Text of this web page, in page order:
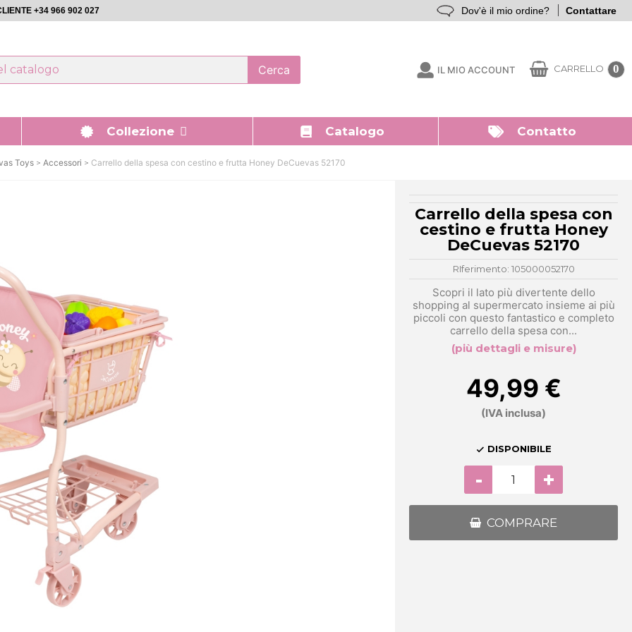
+34 966 902 027 Dov'è il mio ordine? Contattare
Cerca IL MIO ACCOUNT CARRELLO 0
Collezione Catalogo Contatto
Toys Accessori Carrello della spesa con cestino e frutta Honey DeCuevas 52170
Carrello della spesa con
cestino e frutta Honey
DeCuevas 52170
RIferimento: 105000052170
Scopri il lato più divertente dello
shopping al supermercato insieme ai più
piccoli con questo fantastico e completo
carrello della spesa con...
(più dettagli e misure)
49,99 €
(IVA inclusa)
 DISPONIBILE
- +
COMPRARE